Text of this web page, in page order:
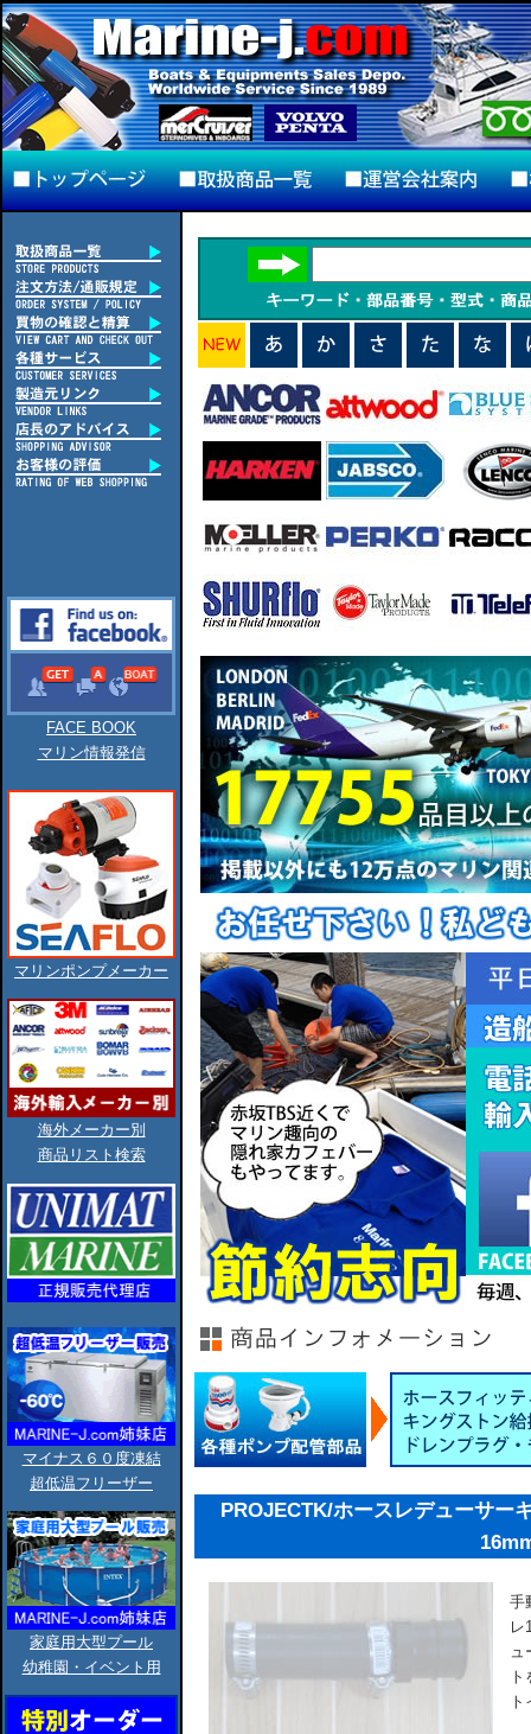
FACE BOOK
マリン情報発信
マリンポンプメーカー
海外メーカー別
商品リスト検索
マイナス６０度凍結
超低温フリーザー
家庭用大型プール
幼稚園・イベント用
PROJECTK/ホースレデューサー
手
レ
ュ